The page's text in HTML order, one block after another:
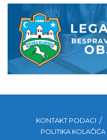
KONTAKT PODACI
POLITIKA KOLAČIĆA